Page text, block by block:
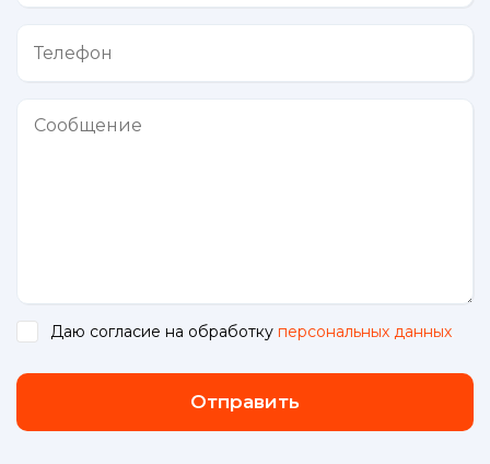
Даю согласие на обработку персональных данных
Отправить